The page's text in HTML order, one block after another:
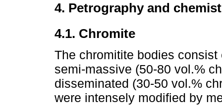
4. Petrography and
4.1. Chromite
The chromitite bodies
semi-massive (50-80 vol.%
disseminated (30-50 vol.%
were intensely modified by